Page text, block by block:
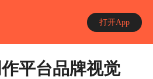
打开App
平台品牌视觉